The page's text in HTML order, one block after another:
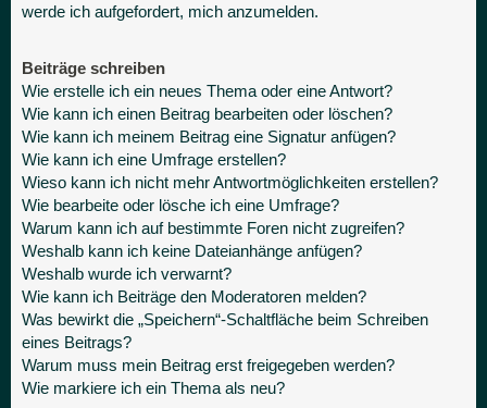
werde ich aufgefordert, mich anzumelden.
Beiträge schreiben
Wie erstelle ich ein neues Thema oder eine Antwort?
Wie kann ich einen Beitrag bearbeiten oder löschen?
Wie kann ich meinem Beitrag eine Signatur anfügen?
Wie kann ich eine Umfrage erstellen?
Wieso kann ich nicht mehr Antwortmöglichkeiten erstellen?
Wie bearbeite oder lösche ich eine Umfrage?
Warum kann ich auf bestimmte Foren nicht zugreifen?
Weshalb kann ich keine Dateianhänge anfügen?
Weshalb wurde ich verwarnt?
Wie kann ich Beiträge den Moderatoren melden?
Was bewirkt die „Speichern“-Schaltfläche beim Schreiben
eines Beitrags?
Warum muss mein Beitrag erst freigegeben werden?
Wie markiere ich ein Thema als neu?